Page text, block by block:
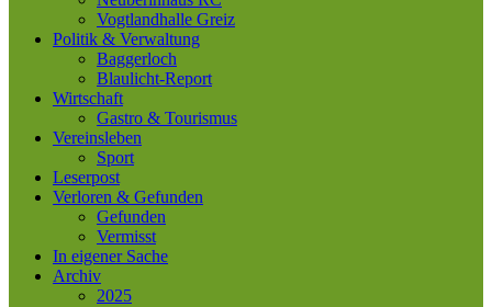
Vogtlandhalle Greiz
Politik & Verwaltung
Baggerloch
Blaulicht-Report
Wirtschaft
Gastro & Tourismus
Vereinsleben
Sport
Leserpost
Verloren & Gefunden
Gefunden
Vermisst
In eigener Sache
Archiv
2025